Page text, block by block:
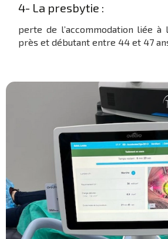
4- La presbytie :
perte de l’accommodation liée à
près et débutant entre 44 et 47